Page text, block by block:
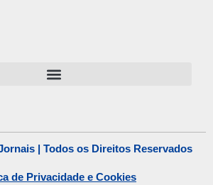
| Todos os Direitos Reservados
de Privacidade e Cookies